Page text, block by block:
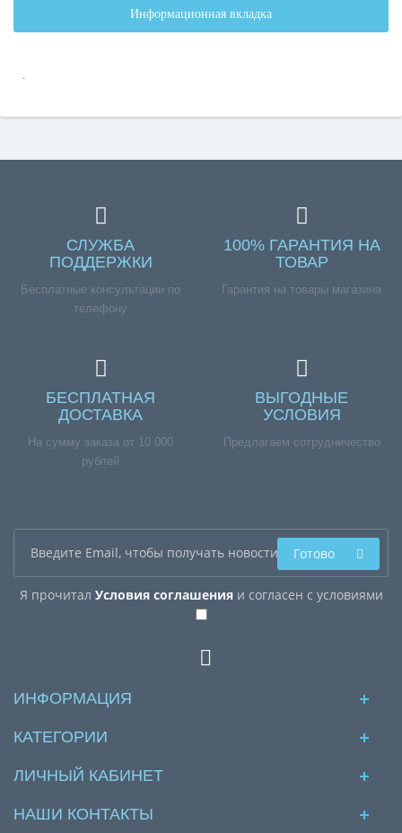
Информационная вкладка
.
СЛУЖБА
ПОДДЕРЖКИ
Бесплатные консультации по
телефону
100% ГАРАНТИЯ НА
ТОВАР
Гарантия на товары магазина
БЕСПЛАТНАЯ
ДОСТАВКА
На сумму заказа от 10 000
рублей
ВЫГОДНЫЕ
УСЛОВИЯ
Предлагаем сотрудничество
Я прочитал Условия соглашенияи согласен с условиями
Готово
ИНФОРМАЦИЯ
КАТЕГОРИИ
ЛИЧНЫЙ КАБИНЕТ
НАШИ КОНТАКТЫ